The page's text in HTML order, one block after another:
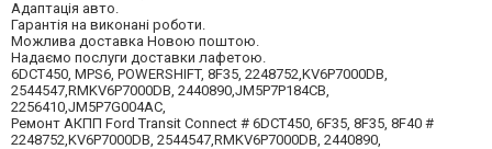
Адаптація авто.
Гарантія на виконані роботи.
Можлива доставка Новою поштою.
Надаємо послуги доставки лафетою.
6DCT450, MPS6, POWERSHIFT, 8F35, 2248752,KV6P7000DB,
2544547,RMKV6P7000DB, 2440890,JM5P7P184CB,
2256410,JM5P7G004AC,
Ремонт АКПП Ford Transit Connect # 6DCT450, 6F35, 8F35, 8F40 #
2248752,KV6P7000DB, 2544547,RMKV6P7000DB, 2440890,